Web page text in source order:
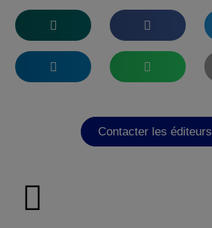
Contacter les éditeurs